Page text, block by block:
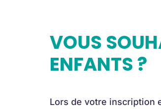
VOUS
ENFANTS ?
Lors de votre inscription